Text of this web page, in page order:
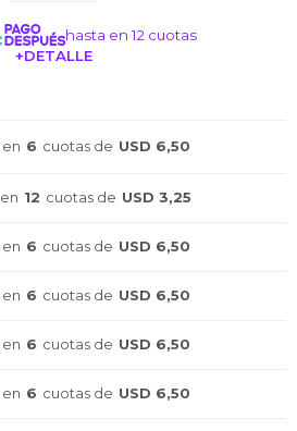
hasta en 12 cuotas
+DETALLE
en 6 cuotas de USD 6,50
12 cuotas de USD 3,25
en 6 cuotas de USD 6,50
en 6 cuotas de USD 6,50
en 6 cuotas de USD 6,50
en 6 cuotas de USD 6,50